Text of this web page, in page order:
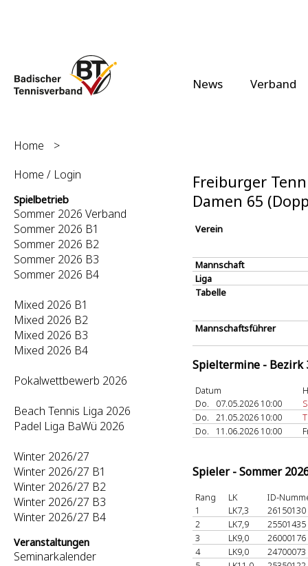
News Verband
Home
>
Home / Login
Spielbetrieb
Sommer 2026 Verband
Sommer 2026 B1
Sommer 2026 B2
Sommer 2026 B3
Sommer 2026 B4
Mixed 2026 B1
Mixed 2026 B2
Mixed 2026 B3
Mixed 2026 B4
Pokalwettbewerb 2026
Beach Tennis Liga 2026
Padel Liga BaWü 2026
Winter 2026/27
Winter 2026/27 B1
Winter 2026/27 B2
Winter 2026/27 B3
Winter 2026/27 B4
Veranstaltungen
Seminarkalender
Freiburger
Damen 65
Verein
Mannschaft
Liga
Tabelle
Mannschaftsführer
Spieltermine - Bezirk
Datum
Do.
07.05.2026 10:00
Do.
21.05.2026 10:00
Do.
11.06.2026 10:00
Spieler - Sommer
Rang LK
ID-
1
LK7,3
26150130
2
LK7,9
25501435
3
LK9,0
26000176
4
LK9,0
24700073